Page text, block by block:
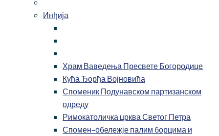
Инђија
Храм Ваведења Пресвете Богородице
Кућа Ђорђа Војновића
Споменик Подунавском партизанском
одреду
Римокатоличка црква Светог Петра
Спомен-обележје палим борцима и